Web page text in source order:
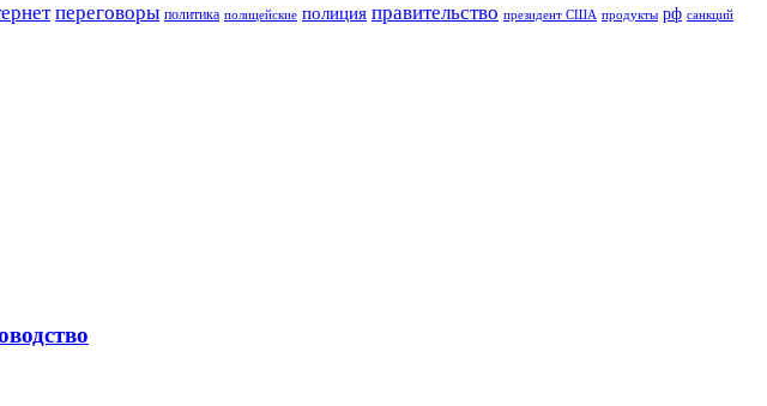
переговоры политика полицейские полиция правительство президент США продукты рф санкций